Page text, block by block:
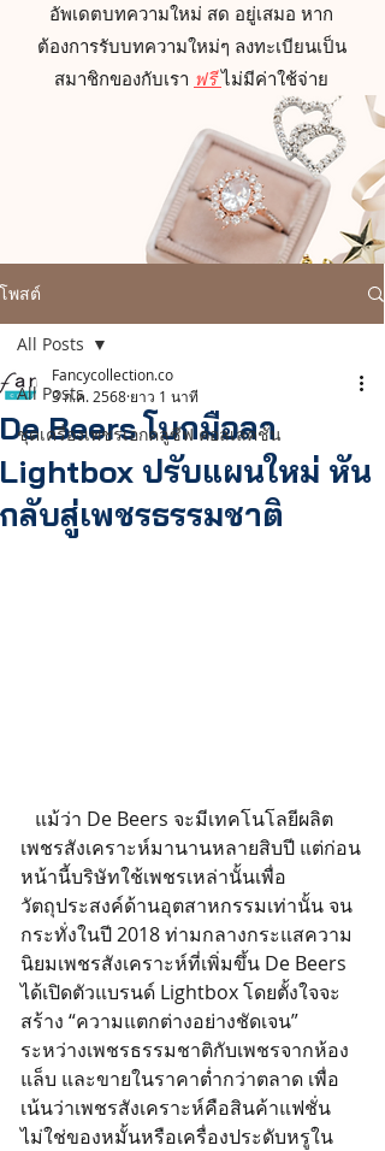
อัพเดตบทความใหม่ สด อยู่เสมอ หาก
ต้องการรับบทความใหม่ๆ ลงทะเบียนเป็น
สมาชิกของกับเรา ฟรีไม่มีค่าใช้จ่าย
โพสต์
All Posts
ชุดเครื่องเพชรเอกคลูซีฟ คอลเลคชั่น
All Posts
De Beers โบกมือลา
Lightbox ปรับแผนใหม่ หัน
กลับสู่เพชรธรรมชาติ
Fancycollection.co
3 ก.ค. 2568 ยาว 1 นาที
เพชรสังเคราะห์มานานหลายสิบปี แต่ก่อน
หน้านี้บริษัทใช้เพชรเหล่านั้นเพื่อ
วัตถุประสงค์ด้านอุตสาหกรรมเท่านั้น จน
กระทั่งในปี 2018 ท่ามกลางกระแสความ
นิยมเพชรสังเคราะห์ที่เพิ่มขึ้น De Beers
ได้เปิดตัวแบรนด์ Lightbox โดยตั้งใจจะ
สร้าง “ความแตกต่างอย่างชัดเจน”
ระหว่างเพชรธรรมชาติกับเพชรจากห้อง
แล็บ และขายในราคาต่ำกว่าตลาด เพื่อ
เน้นว่าเพชรสังเคราะห์คือสินค้าแฟชั่น
ไม่ใช่ของหมั้นหรือเครื่องประดับหรูใน